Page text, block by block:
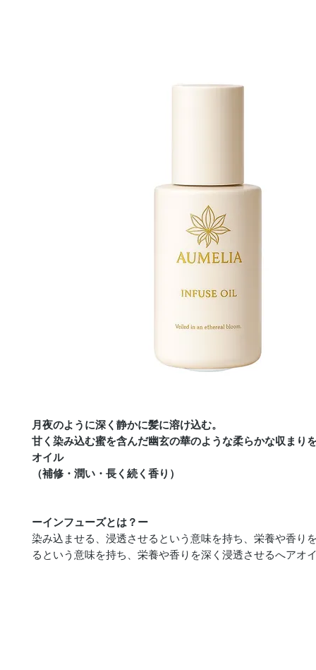
月夜のように深く静かに髪に溶け込む。
甘く染み込む蜜を含んだ幽玄の華のような柔らかな収まり
オイル
（補修・潤い・長く続く香り）
ーインフューズとは？ー
染み込ませる、浸透させるという意味を持ち、栄養や香り
るという意味を持ち、栄養や香りを深く浸透させるへアオ